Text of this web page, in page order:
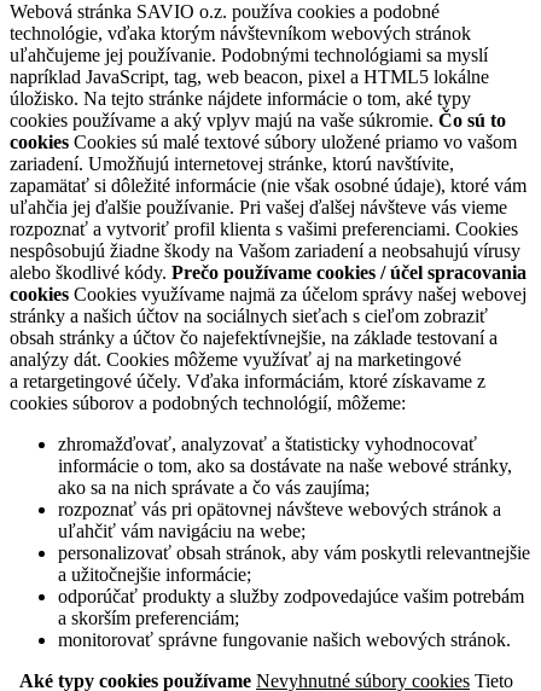
Webová stránka SAVIO o.z. používa cookies a podobné
technológie, vďaka ktorým návštevníkom webových stránok
uľahčujeme jej používanie. Podobnými technológiami sa myslí
napríklad JavaScript, tag, web beacon, pixel a HTML5 lokálne
úložisko. Na tejto stránke nájdete informácie o tom, aké typy
cookies používame a aký vplyv majú na vaše súkromie. Čo sú to
cookies Cookies sú malé textové súbory uložené priamo vo vašom
zariadení. Umožňujú internetovej stránke, ktorú navštívite,
zapamätať si dôležité informácie (nie však osobné údaje), ktoré vám
uľahčia jej ďalšie používanie. Pri vašej ďalšej návšteve vás vieme
rozpoznať a vytvoriť profil klienta s vašimi preferenciami. Cookies
nespôsobujú žiadne škody na Vašom zariadení a neobsahujú vírusy
alebo škodlivé kódy. Prečo používame cookies / účel spracovania
cookies Cookies využívame najmä za účelom správy našej webovej
stránky a našich účtov na sociálnych sieťach s cieľom zobraziť
obsah stránky a účtov čo najefektívnejšie, na základe testovaní a
analýzy dát. Cookies môžeme využívať aj na marketingové
a retargetingové účely. Vďaka informáciám, ktoré získavame z
cookies súborov a podobných technológií, môžeme:
zhromažďovať, analyzovať a štatisticky vyhodnocovať
informácie o tom, ako sa dostávate na naše webové stránky,
ako sa na nich správate a čo vás zaujíma;
rozpoznať vás pri opätovnej návšteve webových stránok a
uľahčiť vám navigáciu na webe;
personalizovať obsah stránok, aby vám poskytli relevantnejšie
a užitočnejšie informácie;
odporúčať produkty a služby zodpovedajúce vašim potrebám
a skorším preferenciám;
monitorovať správne fungovanie našich webových stránok.
Aké typy cookies používame Nevyhnutné súbory cookies Tieto